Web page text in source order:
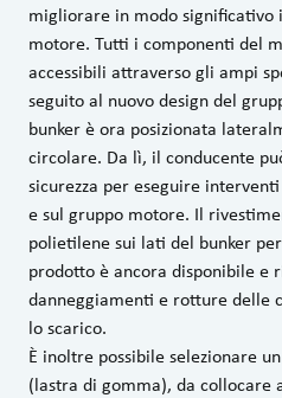
migliorare in modo
motore. Tutti i componenti del
accessibili attraverso gli ampi
seguito al nuovo design del
bunker è ora posizionata
circolare. Da lì, il conducente
sicurezza per eseguire
e sul gruppo motore. Il
polietilene sui lati del bunker
prodotto è ancora disponibile e
danneggiamenti e rotture delle
lo scarico.
È inoltre possibile selezionare
(lastra di gomma), da collocare